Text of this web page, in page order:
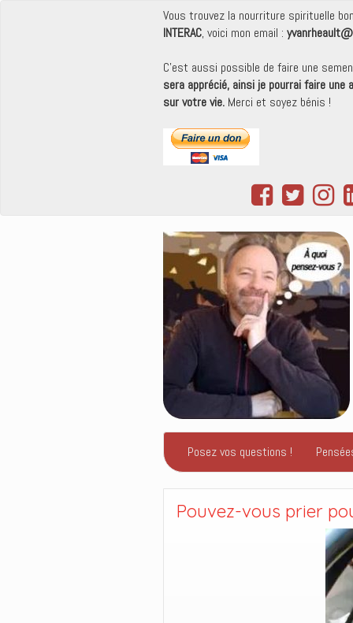
Vous trouvez la nourriture spirituelle
INTERAC, voici mon email :
C'est aussi possible de faire une
sera apprécié, ainsi je pourrai faire une
sur votre vie. Merci et soyez bénis !
Posez vos questions !
Pouvez-vous prier